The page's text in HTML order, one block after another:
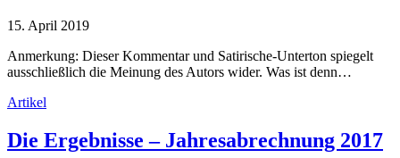
15. April 2019
Anmerkung: Dieser Kommentar und Satirische-Unterton spiegelt
ausschließlich die Meinung des Autors wider. Was ist denn…
Artikel
Die Ergebnisse – Jahresabrechnung 2017